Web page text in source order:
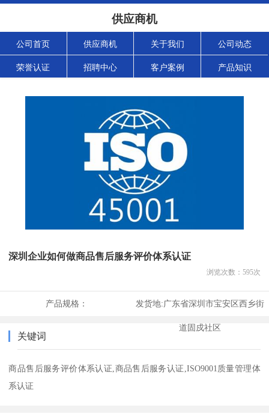
供应商机
公司首页 供应商机 关于我们 公司动态
荣誉认证 招聘中心 客户案例 产品知识
深圳企业如何做商品售后服务评价体系认证
浏览次数： 595次
产品规格： 发货地:广东省深圳市宝安区西乡街
道固戍社区
关键词
商品售后服务评价体系认证,商品售后服务认证,ISO9001质量管理体
系认证